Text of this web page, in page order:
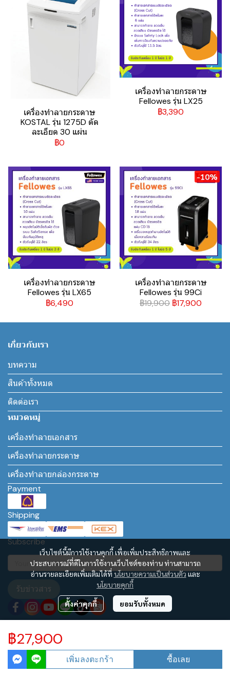
เครื่องทำลายกระดาษ
KOSTAL รุ่น 1275D ตัด
ละเอียด 30 แผ่น
฿0
เครื่องทำลายกระดาษ
Fellowes รุ่น LX25
฿3,390
เครื่องทำลายกระดาษ
Fellowes รุ่น LX65
฿6,490
-10%
เครื่องทำลายกระดาษ
Fellowes รุ่น 99Ci
฿19,900 ฿17,900
฿27,900
เพิ่มลงตะกร้า ซื้อเลย
เว็บไซต์นี้มีการใช้งานคุกกี้ เพื่อเพิ่มประสิทธิภาพและ
ประสบการณ์ที่ดีในการใช้งานเว็บไซต์ของท่าน ท่านสามารถ
อ่านรายละเอียดเพิ่มเติมได้ที่นโยบายความเป็นส่วนตัวและ
นโยบายคุกกี้
ตั้งค่าคุกกี้ ยอมรับทั้งหมด
เกี่ยวกับเรา
บทความ
สินค้าทั้งหมด
ติดต่อเรา
หมวดหมู่
เครื่องทำลายเอกสาร
เครื่องทำลายกระดาษ
เครื่องทำลายกล่องกระดาษ
Payment
Shipping
Subscribe
รับข่าวสาร
Copyright | All Rights Reserved | Powered by www.เครื่องทำลายกระดาษ.com
ผู้เข้าชมวันนี้636
Powered By MakeWebEasy